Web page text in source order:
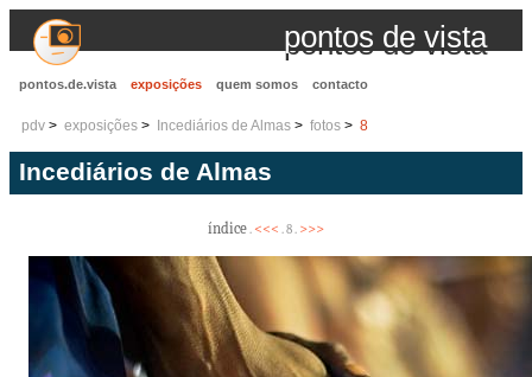
pontos de vista
pontos.de.vista exposições quem somos contacto
pdv exposições Incediários de Almas fotos 8
Incediários de Almas
índice. <<< . 8 . >>>